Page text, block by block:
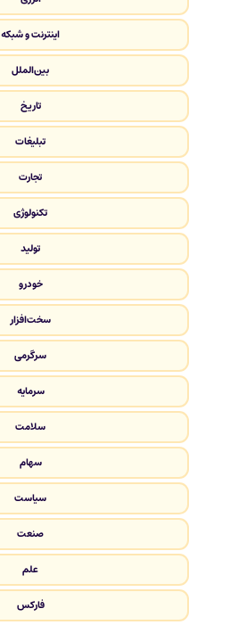
اینترنت و شبکه
بین‌الملل
تاریخ
تبلیغات
تجارت
تکنولوژی
تولید
خودرو
سخت‌افزار
سرگرمی
سرمایه
سلامت
سهام
سیاست
صنعت
علم
فارکس